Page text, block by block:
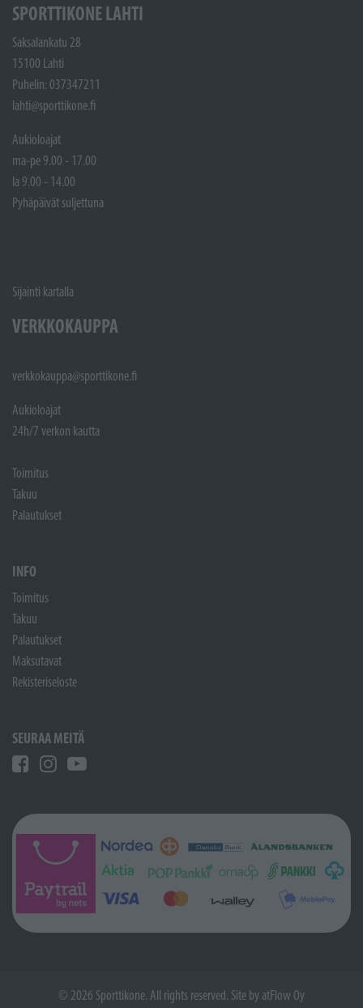
SPORTTIKONE LAHTI
Saksalankatu 28
15100 Lahti
Puhelin: 037347211
lahti@sporttikone.fi
Aukioloajat
ma-pe 9.00 - 17.00
la 9.00 - 14.00
Pyhäpäivät suljettuna
Sijainti kartalla
VERKKOKAUPPA
verkkokauppa@sporttikone.fi
Aukioloajat
24h/7 verkon kautta
Toimitus
Takuu
Palautukset
INFO
Toimitus
Takuu
Palautukset
Maksutavat
Rekisteriseloste
SEURAA MEITÄ
© 2026 Sporttikone. All rights reserved. Site by atFlow Oy